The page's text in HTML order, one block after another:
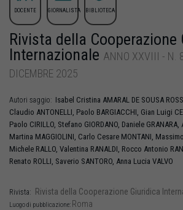
DOCENTE GIORNALISTA BIBLIOTECA
Rivista della Cooperazione
Internazionale ANNO XXVIII - N.
DICEMBRE 2025
Autori saggio: Isabel Cristina AMARAL DE SOUSA
Claudio ANTONELLI, Paolo BARGIACCHI, Gian Luigi
Paolo CIRILLO, Stefano GIORDANO, Daniele GRANARA,
Martina MAGGIOLINI, Carlo Cesare MONTANI, Massimo
Michele RALLO, Valentina RANALDI, Rocco Antonio
Renato ROLLI, Saverio SANTORO, Anna Lucia VALVO
Rivista: Rivista della Cooperazione Giuridica
Luogo di pubblicazione: Roma